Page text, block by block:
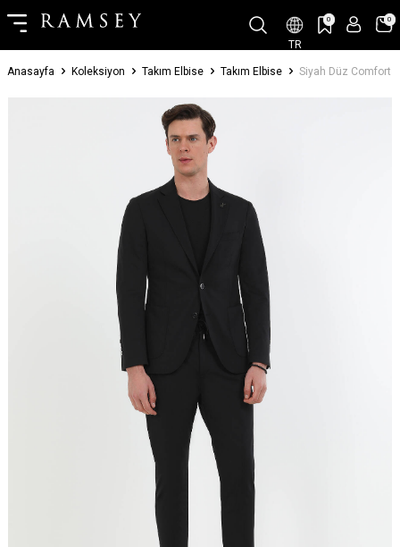
TR
0 0
Anasayfa Koleksiyon Takım Elbise Takım Elbise Siyah Düz Comfort